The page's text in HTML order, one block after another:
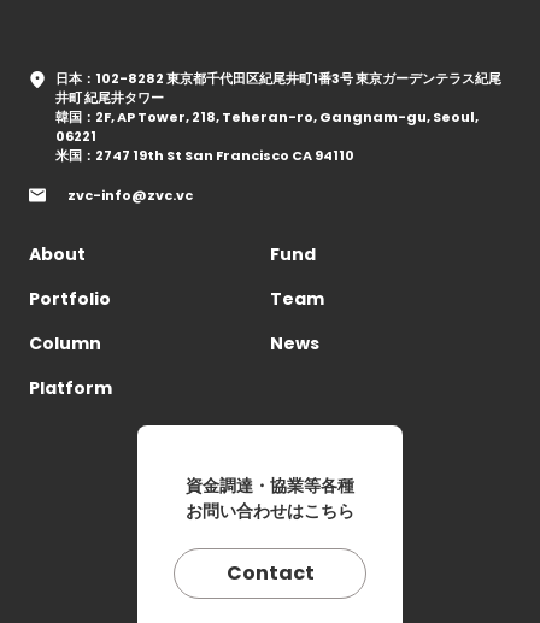
日本：102-8282 東京都千代田区紀尾井町1番3号 東京ガーデンテラス紀尾
井町 紀尾井タワー
韓国：2F, AP Tower, 218, Teheran-ro, Gangnam-gu, Seoul,
06221
米国：2747 19th St San Francisco CA 94110
zvc-info@zvc.vc
About
Fund
Portfolio
Team
Column
News
Platform
資金調達・協業等各種
お問い合わせはこちら
Contact